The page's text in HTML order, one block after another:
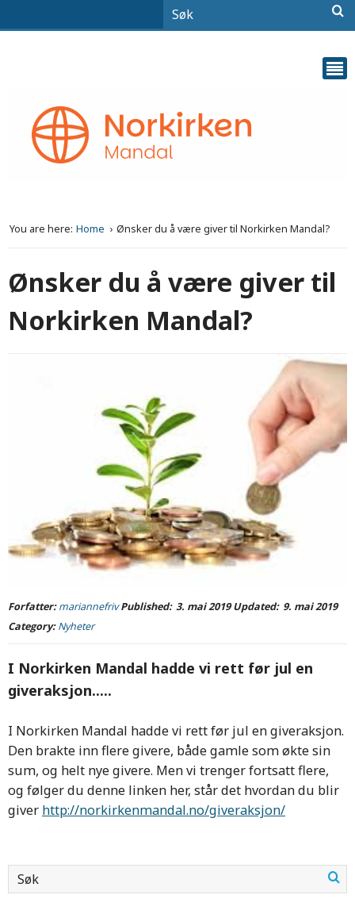
You are here: Home Ønsker du å være giver til Norkirken Mandal?
Ønsker du å være giver til
Norkirken Mandal?
Forfatter:mariannefrivPublished: 3. mai 2019Updated: 9. mai 2019
Category:Nyheter
I Norkirken Mandal hadde vi rett før jul en
giveraksjon.....
I Norkirken Mandal hadde vi rett før jul en giveraksjon.
Den brakte inn flere givere, både gamle som økte sin
sum, og helt nye givere. Men vi trenger fortsatt flere,
og følger du denne linken her, står det hvordan du blir
giver http://norkirkenmandal.no/giveraksjon/